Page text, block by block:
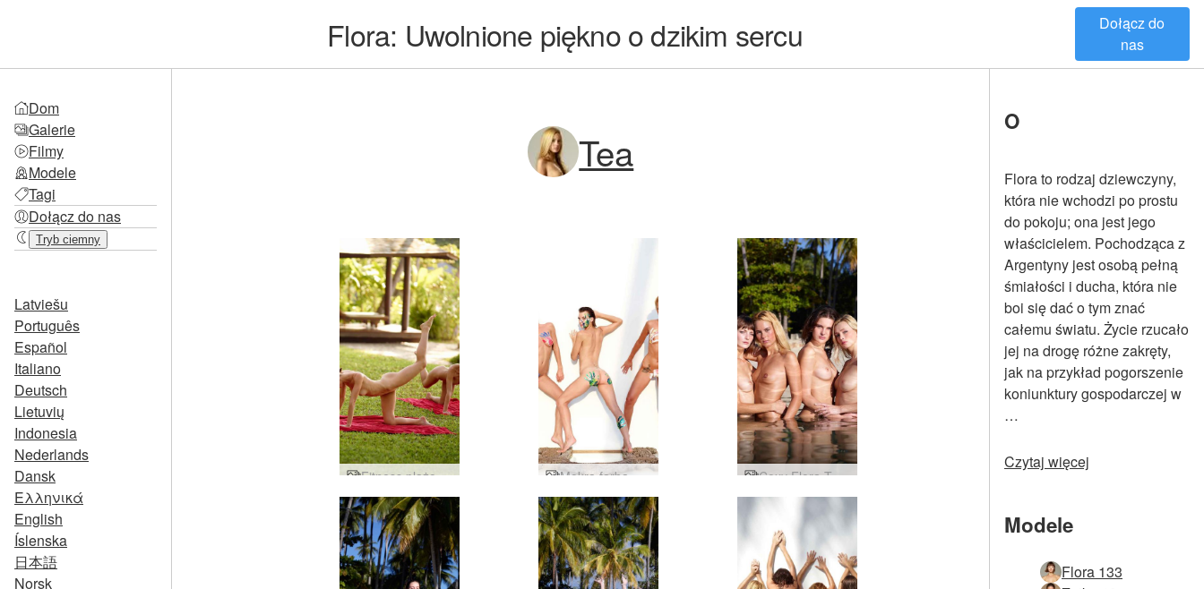
Flora: Uwolnione piękno o dzikim sercu
Dołącz do
nas
Dom
Galerie
Filmy
Modele
Tagi
Dołącz do nas
Tryb ciemny
Latviešu
Português
Español
Italiano
Deutsch
Lietuvių
Indonesia
Nederlands
Dansk
Ελληνικά
English
Íslenska
日本語
Norsk
Tea
Fitness plażowy Coxy Flora Thea Zaika Mokra farba Coxy Flora Thea firmy Alya Coxy Flora Thea Zaika 4 divy
O
Flora to rodzaj dziewczyny,
która nie wchodzi po prostu
do pokoju; ona jest jego
właścicielem. Pochodząca z
Argentyny jest osobą pełną
śmiałości i ducha, która nie
boi się dać o tym znać
całemu światu. Życie rzucało
jej na drogę różne zakręty,
jak na przykład pogorszenie
koniunktury gospodarczej w
…
Czytaj więcej
Modele
Flora 133